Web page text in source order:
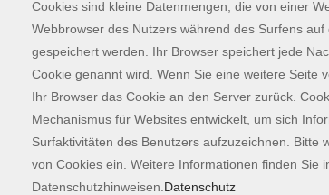
der ehemaligen fürstbischöflichen Residenz.
fuer-einzelgaeste.html
über das Online-Formular:
Cookies sind kleine Datenmengen, die von einer
Webbrowser des Nutzers während des Surfens
gespeichert werden. Ihr Browser speichert jede
Cookie genannt wird. Wenn Sie eine weitere Seite
Ihr Browser das Cookie an den Server zurück.
Mechanismus für Websites entwickelt, um sich
Surfaktivitäten des Benutzers aufzuzeichnen. Bitte
von Cookies ein. Weitere Informationen finden Sie
Datenschutzhinweisen. Datenschutz